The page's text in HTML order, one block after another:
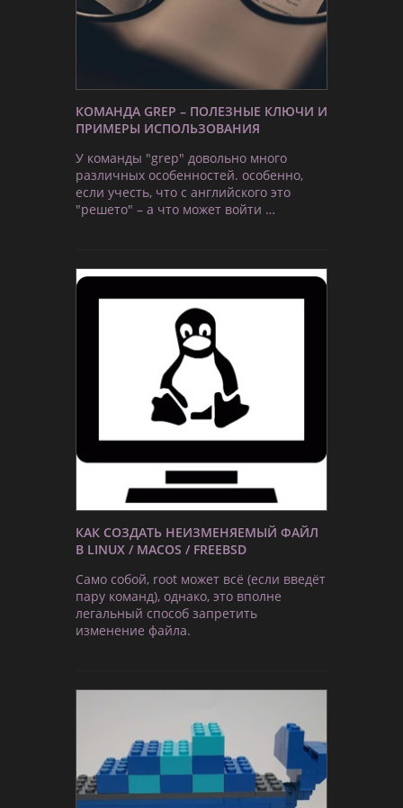
КОМАНДА GREP – ПОЛЕЗНЫЕ КЛЮЧИ И
ПРИМЕРЫ ИСПОЛЬЗОВАНИЯ
У команды "grep" довольно много
различных особенностей. особенно,
если учесть, что с английского это
"решето" – а что может войти …
КАК СОЗДАТЬ НЕИЗМЕНЯЕМЫЙ ФАЙЛ
В LINUX / MACOS / FREEBSD
Само собой, root может всё (если введёт
пару команд), однако, это вполне
легальный способ запретить
изменение файла.